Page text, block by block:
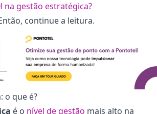
na gestão estratégica?
continue a leitura.
o que é?
é o nível de gestão mais alto na